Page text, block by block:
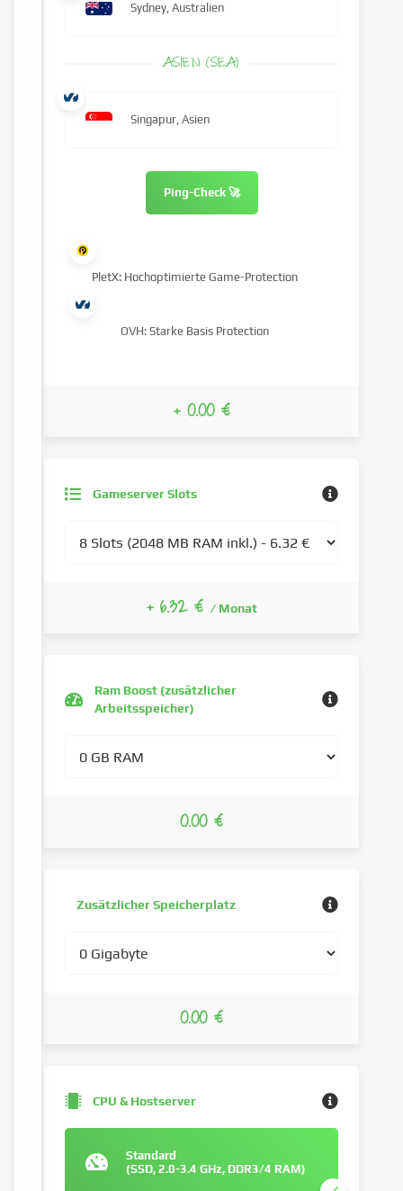
Gameserver Slots
+ 6.32 € / Monat
Sydney, Australien
ASIEN (SEA)
Singapur, Asien
Ping-Check 🚀
PletX: Hochoptimierte Game-Protection
OVH: Starke Basis Protection
+ 0.00 €
Ram Boost (zusätzlicher
Arbeitsspeicher)
0.00 €
Zusätzlicher Speicherplatz
0.00 €
CPU & Hostserver
Standard
(SSD, 2.0-3.4 GHz, DDR3/4 RAM)